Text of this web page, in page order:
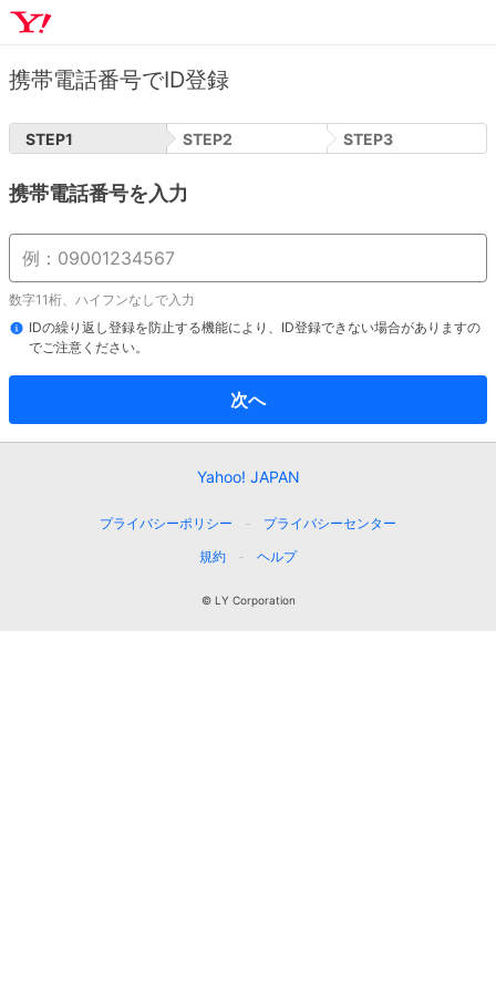
携帯電話番号でID登録
STEP1 STEP2 STEP3
携帯電話番号を入力
数字11桁、ハイフンなしで入力
IDの繰り返し登録を防止する機能により、ID登録できない場合がありますの
でご注意ください。
次へ
Yahoo! JAPAN
プライバシーポリシー
プライバシーセンター
規約
ヘルプ
© LY Corporation